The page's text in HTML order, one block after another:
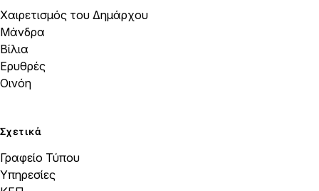
Χαιρετισμός του Δημάρχου
Μάνδρα
Βίλια
Ερυθρές
Οινόη
Σχετικά
Γραφείο Τύπου
Υπηρεσίες